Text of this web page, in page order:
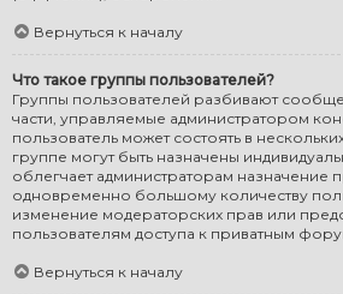
Вернуться к началу
Что такое группы пользователей?
Группы пользователей разбивают
части, управляемые администратором
пользователь может состоять в
группе могут быть назначены
облегчает администраторам назначение
одновременно большому количеству
изменение модераторских прав или
пользователям доступа к приватным
Вернуться к началу